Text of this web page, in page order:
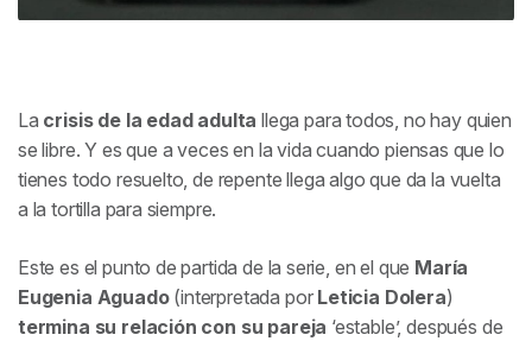
La crisis de la edad adulta llega para todos, no hay quien
se libre. Y es que a veces en la vida cuando piensas que lo
tienes todo resuelto, de repente llega algo que da la vuelta
a la tortilla para siempre.
Este es el punto de partida de la serie, en el que María
Eugenia Aguado(interpretada por Leticia Dolera)
termina su relación con su pareja ‘estable’, después de